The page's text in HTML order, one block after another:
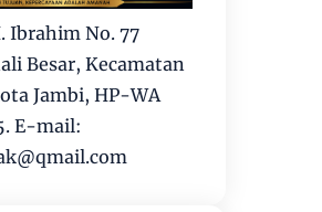
Ibrahim No. 77
Besar, Kecamatan
Jambi, HP-WA
E-mail: